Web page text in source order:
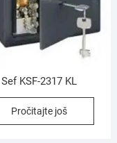
Sef KSF-2317 KL
Pročitajte još